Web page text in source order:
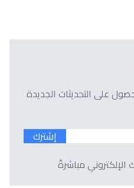
على التحديثات الجديدة
إشترك
الإلكتروني مباشرةً